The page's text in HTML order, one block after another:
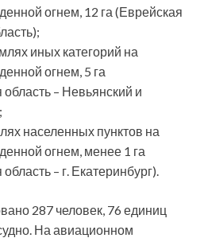
огнем, 12 га (Еврейская
иных категорий на
огнем, 5 га
– Невьянский и
населенных пунктов на
огнем, менее 1 га
– г. Екатеринбург).
287 человек, 76 единиц
На авиационном